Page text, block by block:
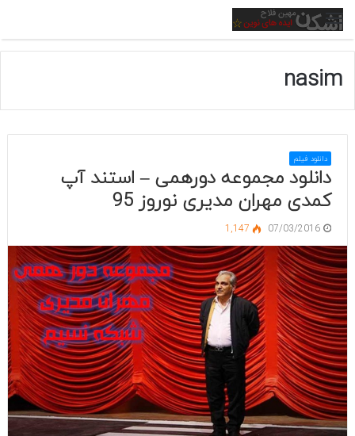
منو
nasim
دانلود فیلم
دانلود مجموعه دورهمی – استند آپ
کمدی مهران مدیری نوروز 95
07/03/2016
1,147